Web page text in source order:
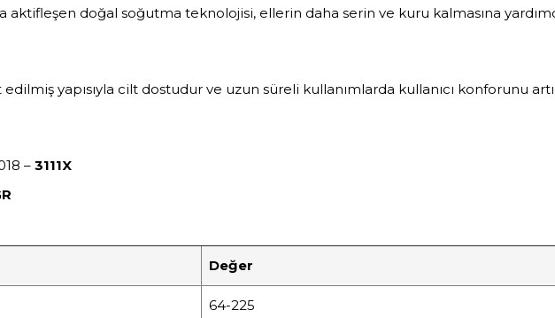
aktifleşen doğal soğutma teknolojisi, ellerin daha serin ve kuru kalmasına
yapısıyla cilt dostudur ve uzun süreli kullanımlarda kullanıcı konforunu
– 3111X
Değer
64-225